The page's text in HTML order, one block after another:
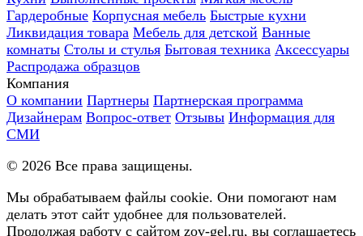
Гардеробные Корпусная мебель Быстрые кухни
Ликвидация товара Мебель для детской Ванные
комнаты Столы и стулья Бытовая техника Аксессуары
Распродажа образцов
Компания
О компании Партнеры Партнерская программа
Дизайнерам Вопрос-ответ Отзывы Информация для
СМИ
© 2026 Все права защищены.
Мы обрабатываем файлы cookie. Они помогают нам
делать этот сайт удобнее для пользователей.
Продолжая работу с сайтом zov-gel.ru, вы соглашаетесь